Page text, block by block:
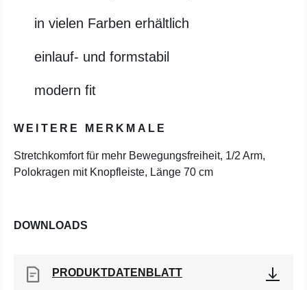
in vielen Farben erhältlich
einlauf- und formstabil
modern fit
WEITERE MERKMALE
Stretchkomfort für mehr Bewegungsfreiheit, 1/2 Arm,
Polokragen mit Knopfleiste, Länge 70 cm
DOWNLOADS
PRODUKTDATENBLATT